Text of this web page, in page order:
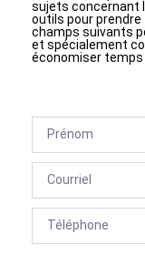
sujets concernant
outils pour
champs suivants
et spécialement
économiser temps